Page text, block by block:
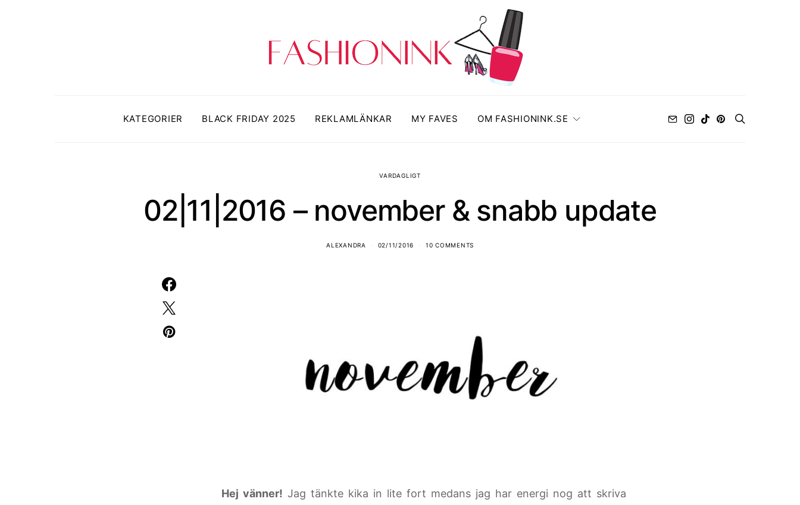
KATEGORIER BLACK FRIDAY 2025 REKLAMLÄNKAR MY FAVES OM FASHIONINK.SE
VARDAGLIGT
02|11|2016 – november & snabb update
ALEXANDRA 02/11/2016 10 COMMENTS
Hej vänner! Jag tänkte kika in lite fort medans jag har energi nog att skriva